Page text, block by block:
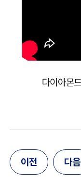
다이아몬
이전 다음